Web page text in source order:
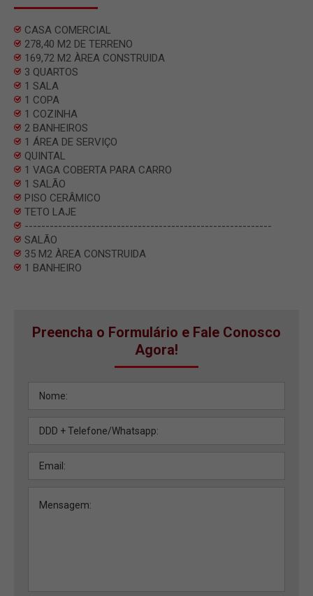
CASA COMERCIAL
278,40 M2 DE TERRENO
169,72 M2 ÀREA CONSTRUIDA
3 QUARTOS
1 SALA
1 COPA
1 COZINHA
2 BANHEIROS
1 ÁREA DE SERVIÇO
QUINTAL
1 VAGA COBERTA PARA CARRO
1 SALÃO
PISO CERÂMICO
TETO LAJE
-----------------------------------------------------------
SALÃO
35 M2 ÀREA CONSTRUIDA
1 BANHEIRO
Preencha o Formulário e Fale Conosco
Agora!